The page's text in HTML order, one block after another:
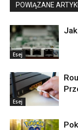
POWIĄZANE
Esej
Esej